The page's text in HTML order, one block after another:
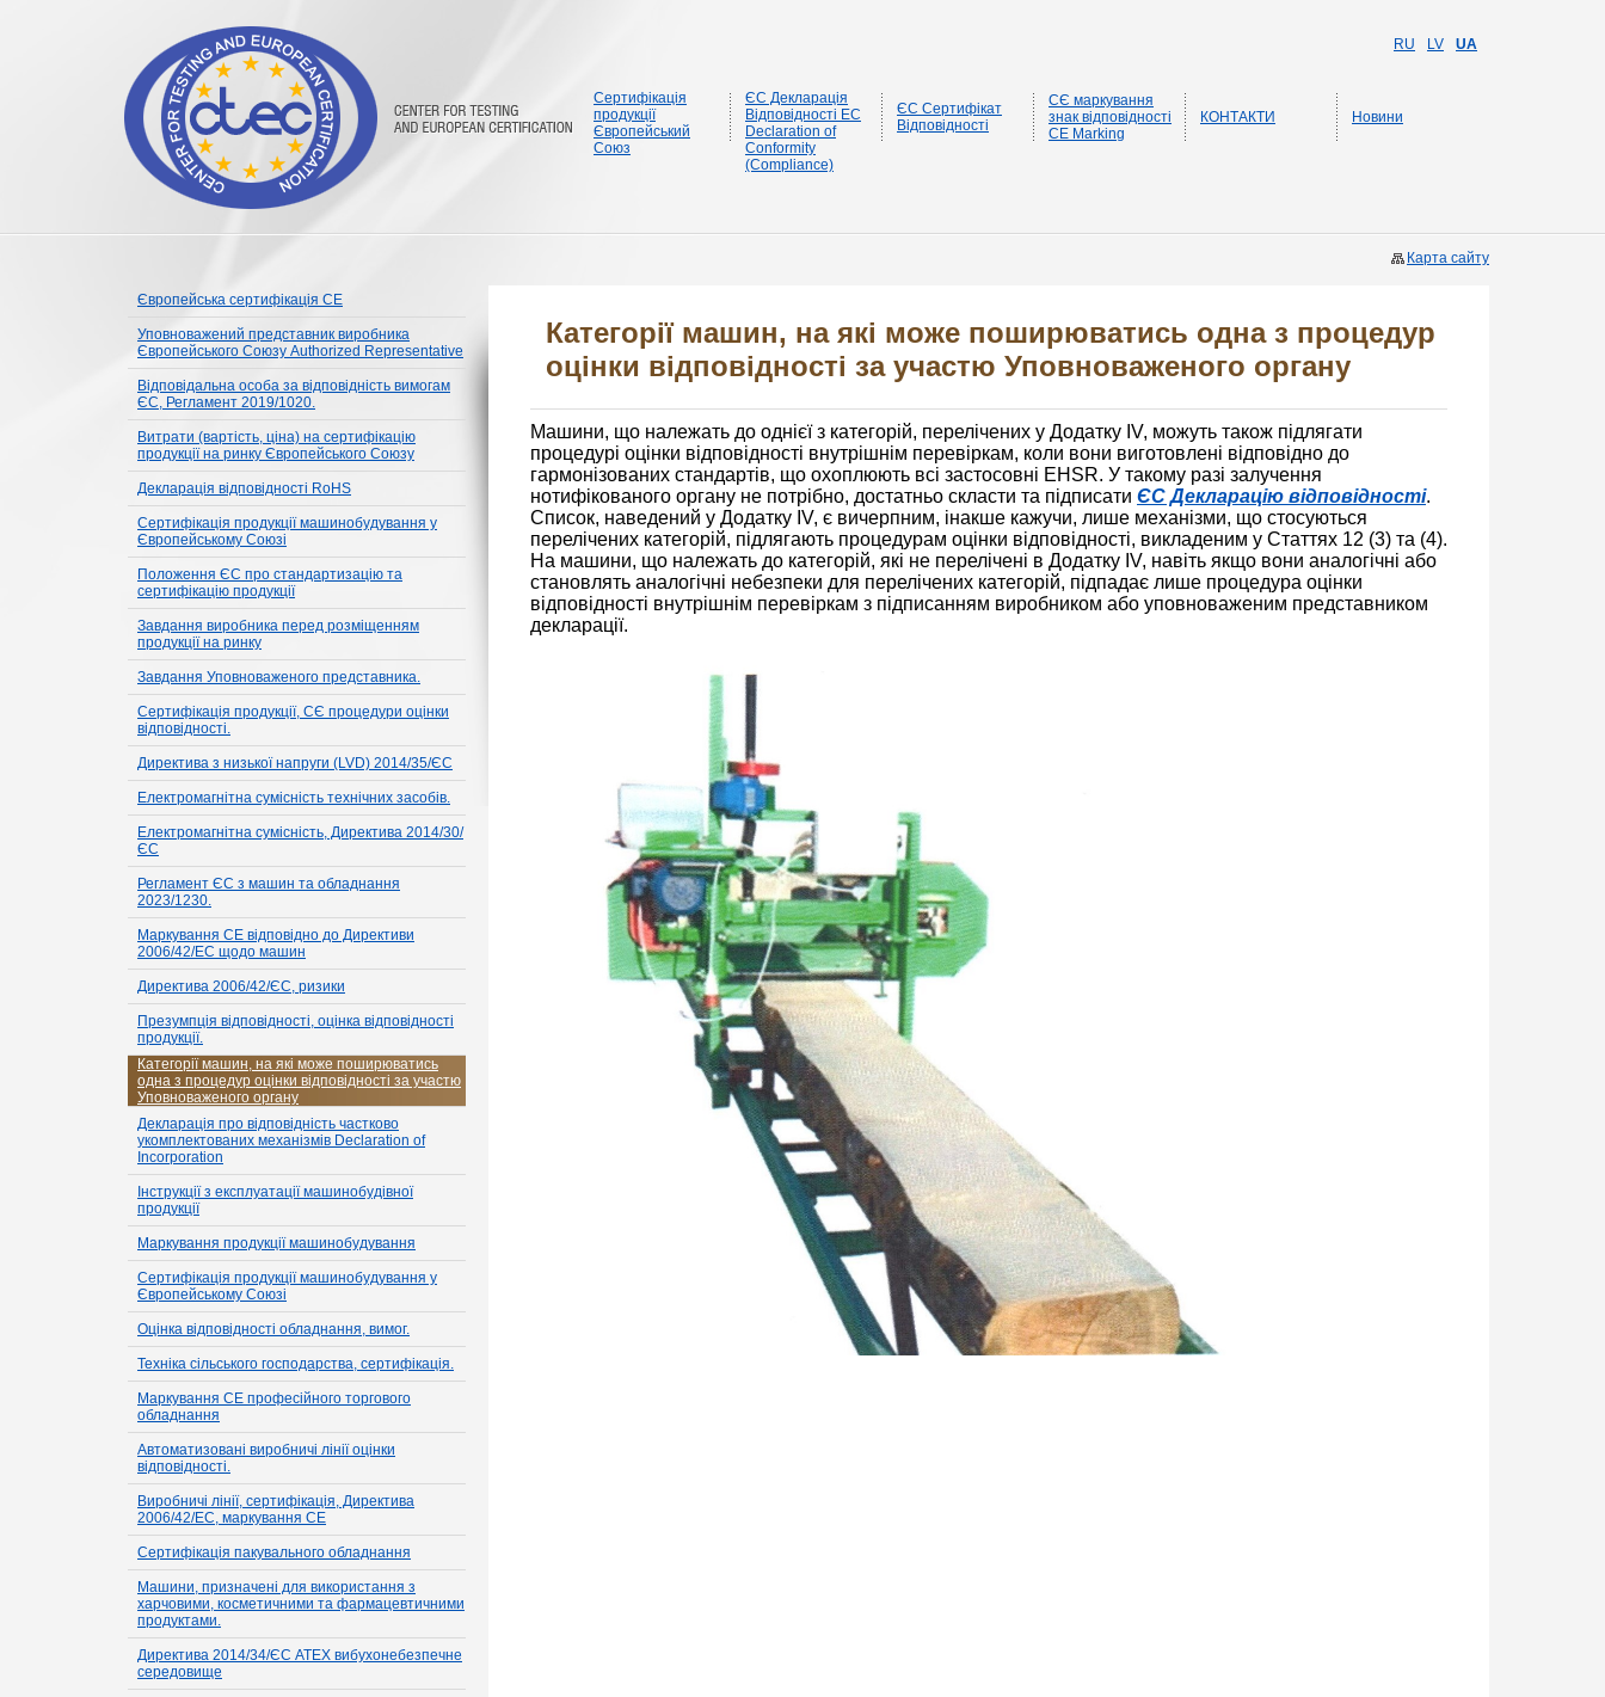
Сертифікація
продукції
Європейський
Союз
ЄС Декларація
Відповідності EC
Declaration of
Conformity
(Compliance)
ЄС Сертифікат
Відповідності
CЄ маркування
знак відповідності
CE Marking
КОНТАКТИ Новини
RU LV UA
Карта сайту
Європейська сертифікація CE
Уповноважений представник виробника
Європейського Союзу Authorized Representative
Відповідальна особа за відповідність вимогам
ЄС, Регламент 2019/1020.
Витрати (вартість, ціна) на сертифікацію
продукції на ринку Європейського Союзу
Декларація відповідності RoHS
Сертифікація продукції машинобудування у
Європейському Союзі
Положення ЄС про стандартизацію та
сертифікацію продукції
Завдання виробника перед розміщенням
продукції на ринку
Завдання Уповноваженого представника.
Сертифікація продукції, СЄ процедури оцінки
відповідності.
Директива з низької напруги (LVD) 2014/35/ЄС
Електромагнітна сумісність технічних засобів.
Електромагнітна сумісність, Директива 2014/30/
ЄС
Регламент ЄС з машин та обладнання
2023/1230.
Маркування CE відповідно до Директиви
2006/42/EC щодо машин
Директива 2006/42/ЄС, ризики
Презумпція відповідності, оцінка відповідності
продукції.
Категорії машин, на які може поширюватись
одна з процедур оцінки відповідності за участю
Уповноваженого органу
Декларація про відповідність частково
укомплектованих механізмів Declaration of
Incorporation
Інструкції з експлуатації машинобудівної
продукції
Маркування продукції машинобудування
Сертифікація продукції машинобудування у
Європейському Союзі
Оцінка відповідності обладнання, вимог.
Техніка сільського господарства, сертифікація.
Маркування CE професійного торгового
обладнання
Автоматизовані виробничі лінії оцінки
відповідності.
Виробничі лінії, сертифікація, Директива
2006/42/EC, маркування CE
Сертифікація пакувального обладнання
Машини, призначені для використання з
харчовими, косметичними та фармацевтичними
продуктами.
Директива 2014/34/ЄС ATEX вибухонебезпечне
середовище
Категорії машин, на які може поширюватись одна з процедур
оцінки відповідності за участю Уповноваженого органу
Машини, що належать до однієї з категорій, перелічених у Додатку IV, можуть також підлягати
процедурі оцінки відповідності внутрішнім перевіркам, коли вони виготовлені відповідно до
гармонізованих стандартів, що охоплюють всі застосовні EHSR. У такому разі залучення
нотифікованого органу не потрібно, достатньо скласти та підписати ЄС Декларацію відповідності.
Список, наведений у Додатку IV, є вичерпним, інакше кажучи, лише механізми, що стосуються
перелічених категорій, підлягають процедурам оцінки відповідності, викладеним у Статтях 12 (3) та (4).
На машини, що належать до категорій, які не перелічені в Додатку IV, навіть якщо вони аналогічні або
становлять аналогічні небезпеки для перелічених категорій, підпадає лише процедура оцінки
відповідності внутрішнім перевіркам з підписанням виробником або уповноваженим представником
декларації.